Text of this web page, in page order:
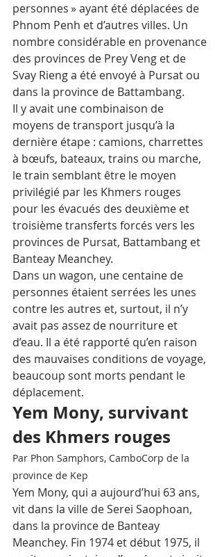
personnes » ayant été déplacées de
Phnom Penh et d’autres villes. Un
nombre considérable en provenance
des provinces de Prey Veng et de
Svay Rieng a été envoyé à Pursat ou
dans la province de Battambang.
Il y avait une combinaison de
moyens de transport jusqu’à la
dernière étape : camions, charrettes
à bœufs, bateaux, trains ou marche,
le train semblant être le moyen
privilégié par les Khmers rouges
pour les évacués des deuxième et
troisième transferts forcés vers les
provinces de Pursat, Battambang et
Banteay Meanchey.
Dans un wagon, une centaine de
personnes étaient serrées les unes
contre les autres et, surtout, il n’y
avait pas assez de nourriture et
d’eau. Il a été rapporté qu’en raison
des mauvaises conditions de voyage,
beaucoup sont morts pendant le
déplacement.
Yem Mony, survivant
des Khmers rouges
Par Phon Samphors, CamboCorp de la
province de Kep
Yem Mony, qui a aujourd’hui 63 ans,
vit dans la ville de Serei Saophoan,
dans la province de Banteay
Meanchey. Fin 1974 et début 1975, il